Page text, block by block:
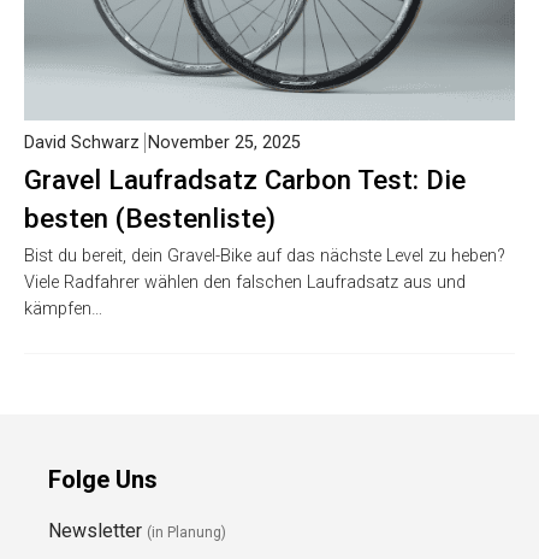
Gravel Laufradsatz Carbon Test: Die
besten (Bestenliste)
David Schwarz November 25, 2025
Bist du bereit, dein Gravel-Bike auf das nächste Level zu heben?
Viele Radfahrer wählen den falschen Laufradsatz aus und
kämpfen…
Folge Uns
Newsletter (in Planung)